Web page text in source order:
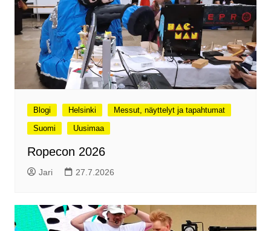
Blogi Helsinki
Messut, näyttelyt ja tapahtumat
Suomi
Uusimaa
Ropecon 2026
Jari 27.7.2026